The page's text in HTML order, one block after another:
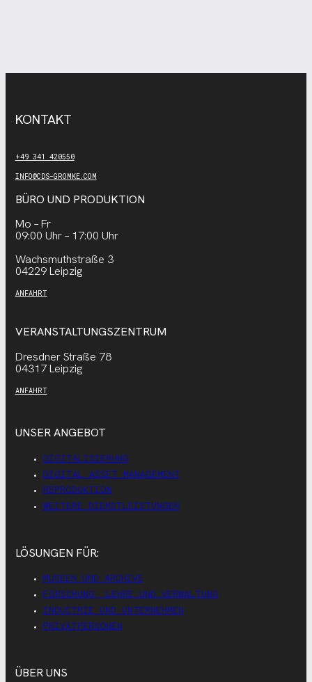
KONTAKT
+49 341 420550
INFO@CDS-GROMKE.COM
BÜRO UND PRODUKTION
Mo – Fr
09:00 Uhr – 17:00 Uhr
Wachsmuthstraße 3
04229 Leipzig
ANFAHRT
VERANSTALTUNGSZENTRUM
Dresdner Straße 78
04317 Leipzig
ANFAHRT
UNSER ANGEBOT
DIGITALISIERUNG
DIGITAL ASSET MANAGEMENT
REPRODUKTION
WEITERE DIENSTLEISTUNGEN
LÖSUNGEN FÜR:
MUSEEN UND ARCHIVE
FORSCHUNG, LEHRE UND VERWALTUNG
INDUSTRIE UND UNTERNEHMEN
PRIVATPERSONEN
ÜBER UNS